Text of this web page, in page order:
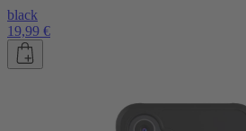
black
19,99 €